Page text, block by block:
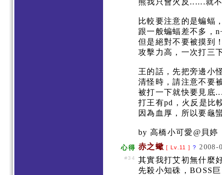
熊我只會火反......就
比較要注意的是蝙蝠
跟一般蝙蝠差不多，
但是絕對不要被摸到
攻擊力高，一次打三
王的話，先把旁邊小
清怪時，請注意不要
被打一下就快要見底
打王有pd，火反是比
因為血厚，所以要龜
by 高橋小可愛@貝婷
心得 赤之蠍 [ Lv.11 ] ? 2008-
#34
其實我打艾初無什麼
先殺小知硃，BOSS